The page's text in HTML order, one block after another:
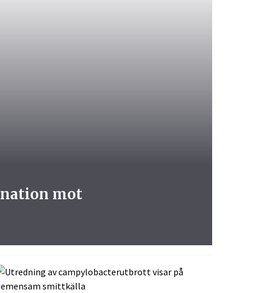
mot